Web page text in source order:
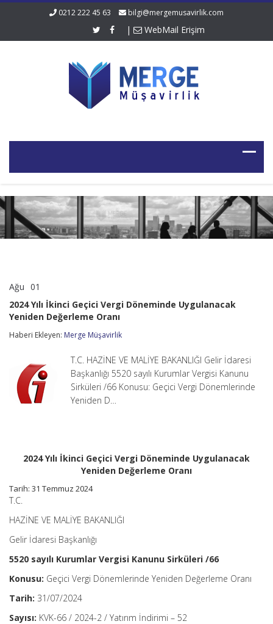
0212 222 45 63 bilgi@mergemusavirlik.com
| WebMail Erişim
Ağu 01
İkinci
Geçici
Döneminde
Yeniden
Değerleme
Oranı
2024 Yılı İkinci Geçici Vergi Döneminde Uygulanacak
Yeniden Değerleme Oranı
Haberi Ekleyen: Merge Müşavirlik
T.C. HAZİNE VE MALİYE BAKANLIĞI Gelir İdaresi
Başkanlığı 5520 sayılı Kurumlar Vergisi Kanunu
Sirküleri /66 Konusu: Geçici Vergi Dönemlerinde
Yeniden D…
2024 Yılı İkinci Geçici Vergi Döneminde Uygulanacak
Yeniden Değerleme Oranı
Tarih: 31 Temmuz 2024
T.C.
HAZİNE VE MALİYE BAKANLIĞI
Gelir İdaresi Başkanlığı
5520 sayılı Kurumlar Vergisi Kanunu Sirküleri /66
Konusu: Geçici Vergi Dönemlerinde Yeniden Değerleme Oranı
Tarih: 31/07/2024
Sayısı: KVK-66 / 2024-2 / Yatırım İndirimi – 52